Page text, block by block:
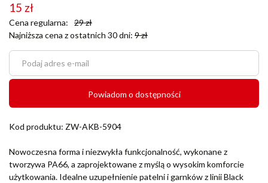
15 zł
Cena regularna: 29zł
Najniższa cena z ostatnich 30 dni: 9zł
Powiadom o dostępności
Kod produktu: ZW-AKB-5904
Nowoczesna forma i niezwykła funkcjonalność, wykonane z
tworzywa PA66, a zaprojektowane z myślą o wysokim komforcie
użytkowania. Idealne uzupełnienie patelni i garnków z linii Black